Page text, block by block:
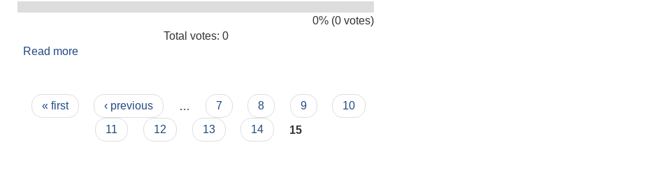
0% (0 votes)
Total votes: 0
Read more
Pages
« first ‹ previous 7 8 9
10
11
12 13 14 15